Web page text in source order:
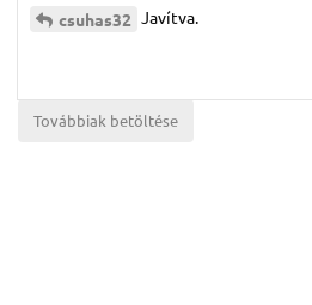
csuhas32 Javítva.
Továbbiak betöltése